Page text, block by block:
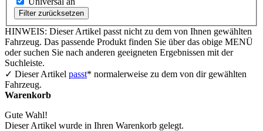
Filter zurücksetzen
HINWEIS: Dieser Artikel passt nicht zu dem von Ihnen gewählten
Fahrzeug. Das passende Produkt finden Sie über das obige MENÜ
oder suchen Sie nach anderen geeigneten Ergebnissen mit der
Suchleiste.
✓ Dieser Artikel passt* normalerweise zu dem von dir gewählten
Fahrzeug.
Warenkorb
Gute Wahl!
Dieser Artikel wurde in Ihren Warenkorb gelegt.